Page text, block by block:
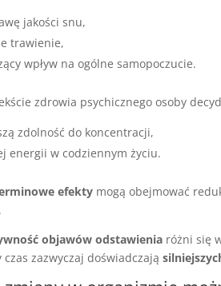
jakości snu,
trawienie,
wpływ na ogólne samopoczucie.
zdrowia psychicznego osoby
zdolność do koncentracji,
energii w codziennym życiu.
efekty mogą obejmować
objawów odstawienia różni się
czas zazwyczaj doświadczają